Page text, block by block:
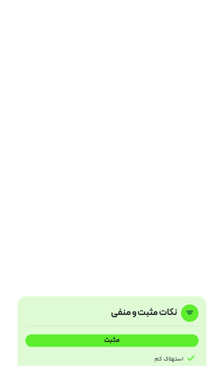
نکات مثبت و منفی
مثبت
استهلاک کم